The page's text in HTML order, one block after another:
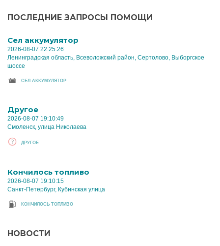
ПОСЛЕДНИЕ ЗАПРОСЫ ПОМОЩИ
Cел аккумулятор
2026-08-07 22:25:26
Ленинградская область, Всеволожский район, Сертолово, Выборгское
шоссе
CЕЛ АККУМУЛЯТОР
Другое
2026-08-07 19:10:49
Смоленск, улица Николаева
ДРУГОЕ
Кончилось топливо
2026-08-07 19:10:15
Санкт-Петербург, Кубинская улица
КОНЧИЛОСЬ ТОПЛИВО
НОВОСТИ